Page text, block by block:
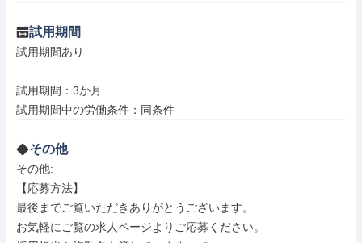
試用期間
試用期間あり
試用期間：3か月
試用期間中の労働条件：同条件
その他
その他:
【応募方法】
最後までご覧いただきありがとうございます。
お気軽にご覧の求人ページよりご応募ください。